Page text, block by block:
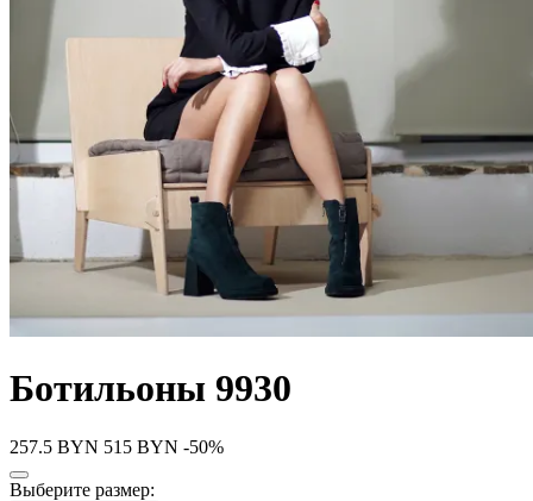
Ботильоны 9930
257.5 BYN 515 BYN -50%
Выберите размер: